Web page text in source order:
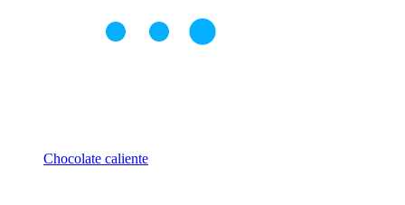
Chocolate caliente